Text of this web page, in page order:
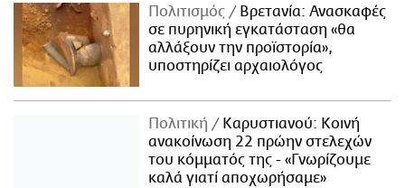
Πολιτισμός
Βρετανία: Ανασκαφές
σε πυρηνική εγκατάσταση «θα
αλλάξουν την προϊστορία»,
υποστηρίζει αρχαιολόγος
Πολιτική
Καρυστιανού: Κοινή
ανακοίνωση 22 πρώην στελεχών
του κόμματός της - «Γνωρίζουμε
καλά γιατί αποχωρήσαμε»